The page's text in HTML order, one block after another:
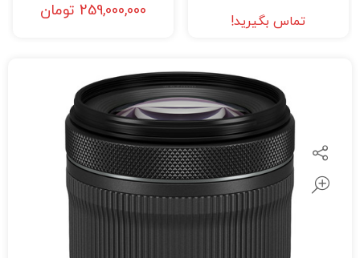
تماس بگیرید!
259,000,000 تومان